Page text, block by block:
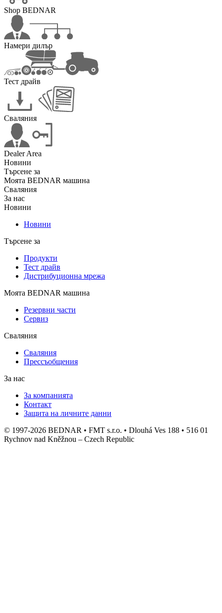
Shop BEDNAR
Намери дилър
Тест драйв
Сваляния
Dealer Area
Новини
Търсене за
Моята BEDNAR машина
Сваляния
За нас
Новини
Новини
Търсене за
Продукти
Тест драйв
Дистрибуционна мрежа
Моята BEDNAR машина
Резервни части
Сервиз
Сваляния
Сваляния
Прессъобщения
За нас
За компанията
Контакт
Защита на личните данни
© 1997-2026 BEDNAR • FMT s.r.o. • Dlouhá Ves 188 • 516 01
Rychnov nad Kněžnou – Czech Republic